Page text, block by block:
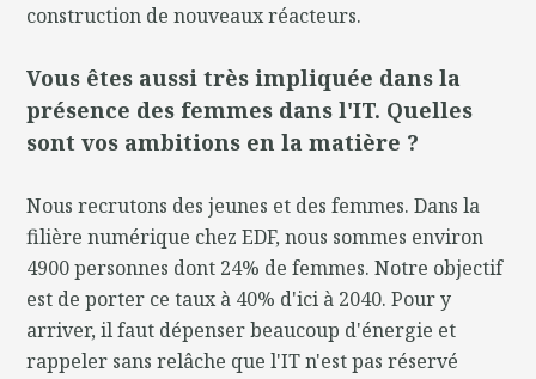
construction de nouveaux réacteurs.
Vous êtes aussi très impliquée dans la
présence des femmes dans l'IT. Quelles
sont vos ambitions en la matière ?
Nous recrutons des jeunes et des femmes. Dans la
filière numérique chez EDF, nous sommes environ
4900 personnes dont 24% de femmes. Notre objectif
est de porter ce taux à 40% d'ici à 2040. Pour y
arriver, il faut dépenser beaucoup d'énergie et
rappeler sans relâche que l'IT n'est pas réservé